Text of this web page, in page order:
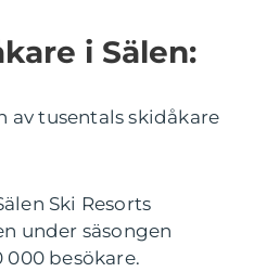
i Sälen:
av tusentals skidåkare
Ski Resorts
under säsongen
000 besökare.